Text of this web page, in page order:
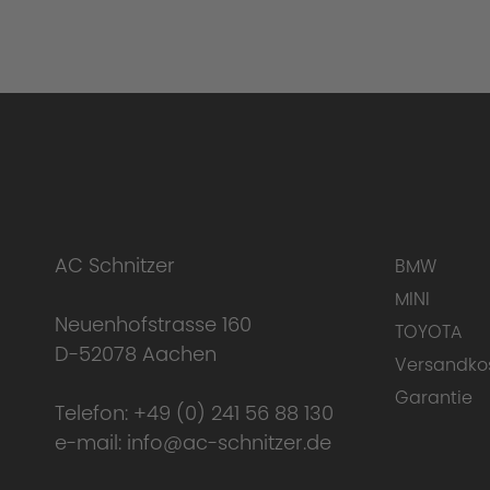
AC Schnitzer
Neuenhofstrasse 160
D-52078 Aachen
Telefon: +49 (0) 241 56 88 130
e-mail: info@ac-schnitzer.de
BMW
MINI
TOYOTA
Garantie